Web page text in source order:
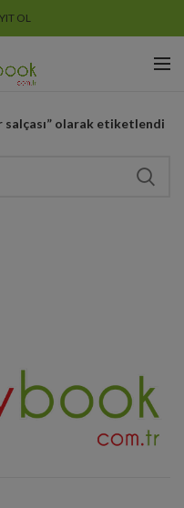
OL
salçası” olarak etiketlendi